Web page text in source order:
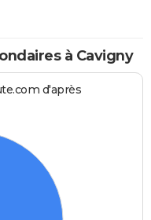
à Cavigny
d'après